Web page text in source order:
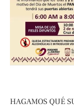
HAGAMOS QUÉ